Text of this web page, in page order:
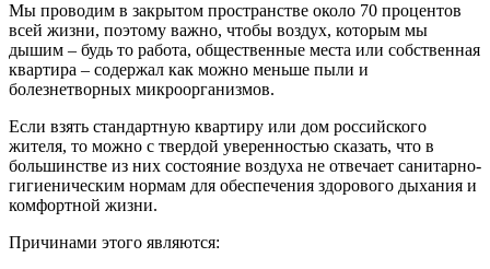
Мы проводим в закрытом пространстве около 70 процентов
всей жизни, поэтому важно, чтобы воздух, которым мы
дышим – будь то работа, общественные места или собственная
квартира – содержал как можно меньше пыли и
болезнетворных микроорганизмов.
Если взять стандартную квартиру или дом российского
жителя, то можно с твердой уверенностью сказать, что в
большинстве из них состояние воздуха не отвечает санитарно-
гигиеническим нормам для обеспечения здорового дыхания и
комфортной жизни.
Причинами этого являются: